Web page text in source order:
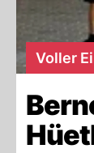
Voller